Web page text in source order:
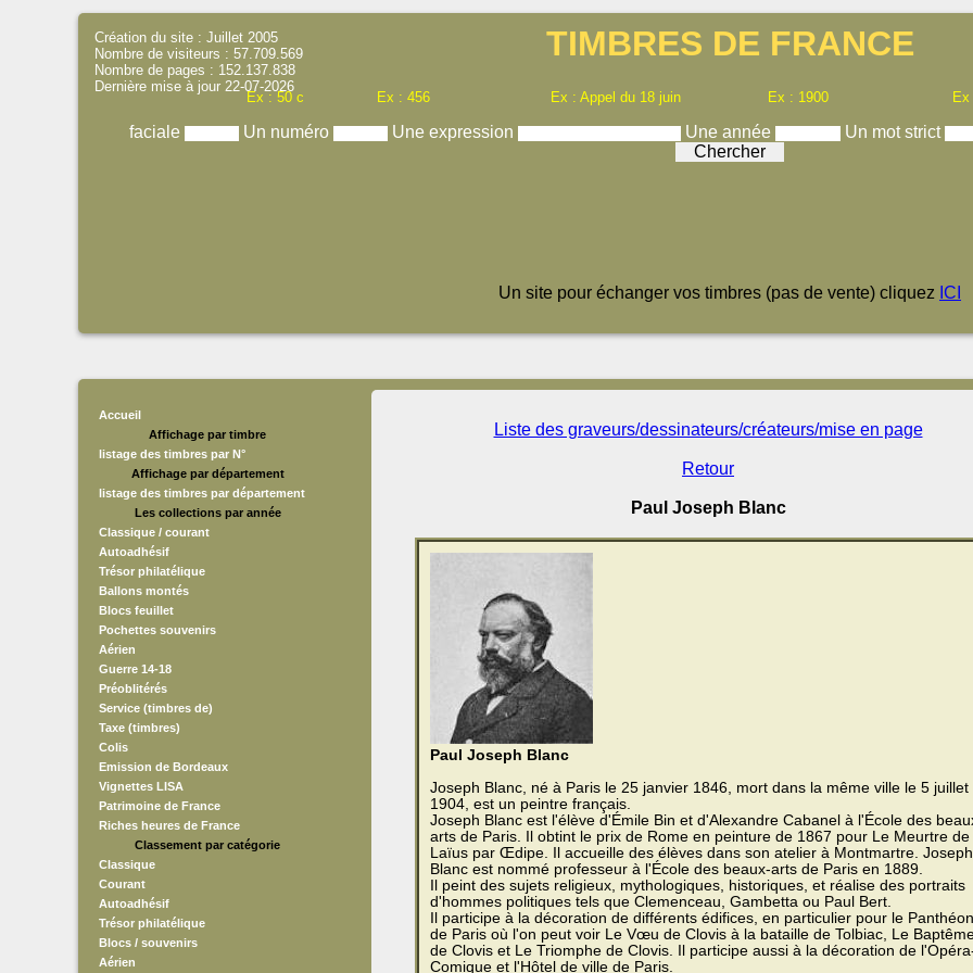
TIMBRES DE FRANCE
Ex : 50 c Ex : 456 Ex : Appel du 18 juin Ex : 1900
faciale Un numéro Une expression Une année Un mot strict
Création du site : Juillet 2005
Nombre de visiteurs : 57.709.569
Nombre de pages : 152.137.838
Dernière mise à jour 22-07-2026
Un site pour échanger vos timbres (pas de vente) cliquez ICI
Accueil
Affichage par timbre
listage des timbres par N°
Affichage par département
listage des timbres par département
Les collections par année
Classique / courant
Autoadhésif
Trésor philatélique
Ballons montés
Blocs feuillet
Pochettes souvenirs
Aérien
Guerre 14-18
Préoblitérés
Service (timbres de)
Taxe (timbres)
Colis
Emission de Bordeaux
Vignettes LISA
Patrimoine de France
Riches heures de France
Classement par catégorie
Classique
Courant
Autoadhésif
Trésor philatélique
Blocs / souvenirs
Aérien
Liste des graveurs/dessinateurs/créateurs/mise en page
Retour
Paul Joseph Blanc
Paul Joseph Blanc
Joseph Blanc, né à Paris le 25 janvier 1846, mort dans la même ville le 5 juillet
1904, est un peintre français.
Joseph Blanc est l'élève d'Émile Bin et d'Alexandre Cabanel à l'École des
arts de Paris. Il obtint le prix de Rome en peinture de 1867 pour Le Meurtre de
Laïus par Œdipe. Il accueille des élèves dans son atelier à Montmartre. Joseph
Blanc est nommé professeur à l'École des beaux-arts de Paris en 1889.
Il peint des sujets religieux, mythologiques, historiques, et réalise des portraits
d'hommes politiques tels que Clemenceau, Gambetta ou Paul Bert.
Il participe à la décoration de différents édifices, en particulier pour le Panthéon
de Paris où l'on peut voir Le Vœu de Clovis à la bataille de Tolbiac, Le
de Clovis et Le Triomphe de Clovis. Il participe aussi à la décoration de
Comique et l'Hôtel de ville de Paris.